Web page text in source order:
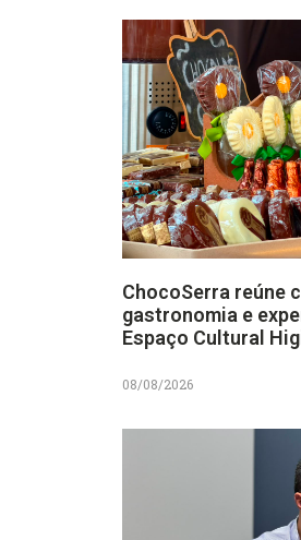
ChocoSerra reúne
gastronomia e
Espaço Cultural
08/08/2026